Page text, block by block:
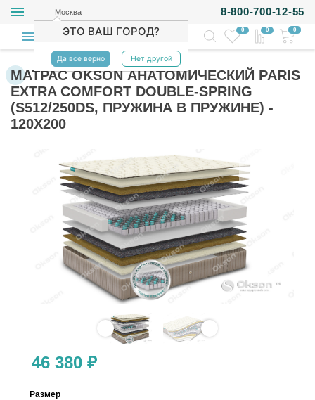
Москва
ЭТО ВАШ ГОРОД?
Да все верно Нет другой
8-800-700-12-55
0 0 0
МАТРАС OKSON АНАТОМИЧЕСКИЙ PARIS
EXTRA COMFORT DOUBLE-SPRING
(S512/250DS, ПРУЖИНА В ПРУЖИНЕ) -
120Х200
Размер
46 380 ₽